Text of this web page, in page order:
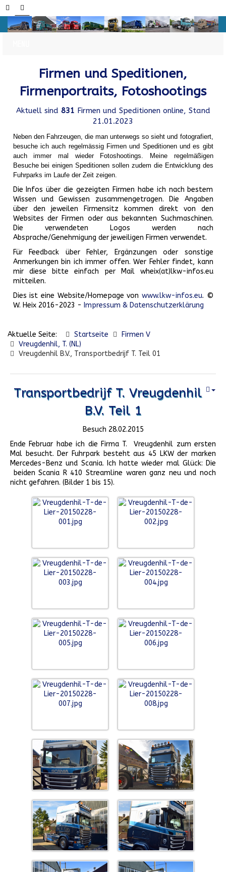
Firmen und Speditionen,
Firmenportraits, Fotoshootings
Aktuell sind 831 Firmen und Speditionen online, Stand
21.01.2023
Neben den Fahrzeugen, die man unterwegs so sieht und fotografiert,
besuche ich auch regelmässig Firmen und Speditionen und es gibt
auch immer mal wieder Fotoshootings.
Meine regelmäßigen
Besuche bei einigen Speditionen sollen zudem die Entwicklung des
Fuhrparks im Laufe der Zeit zeigen.
Die Infos über die gezeigten Firmen habe ich nach bestem
Wissen und Gewissen zusammengetragen. Die Angaben
über den jeweilen Firmensitz kommen direkt von den
Websites der Firmen oder aus bekannten Suchmaschinen.
Die verwendeten Logos werden nach
Absprache/Genehmigung der jeweiligen Firmen verwendet.
Für Feedback über Fehler, Ergänzungen oder sonstige
Anmerkungen bin ich immer offen. Wer Fehler findet, kann
mir diese bitte einfach per Mail wheix(at)lkw-infos.eu
mitteilen.
Dies ist eine Website/Homepage von www.lkw-infos.eu. ©
W. Heix 2016-2023 - Impressum & Datenschutzerklärung
Aktuelle Seite: Startseite
Firmen V
Vreugdenhil, T. (NL)
Vreugdenhil B.V., Transportbedrijf T. Teil 01
Transportbedrijf T. Vreugdenhil
B.V. Teil 1
Besuch 28.02.2015
Ende Februar habe ich die Firma T. Vreugdenhil zum ersten
Mal besucht. Der Fuhrpark besteht aus 45 LKW der marken
Mercedes-Benz und Scania. Ich hatte wieder mal Glück: Die
beiden Scania R 410 Streamline waren ganz neu und noch
nicht gefahren. (Bilder 1 bis 15).